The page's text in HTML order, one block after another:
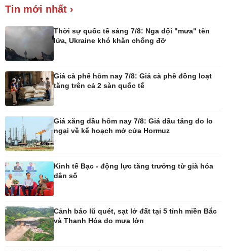
Hồ sơ
Kinh tế
Bất động sản
Khởi nghiệp
Thị trường
Giá vàng
Chứng khoán
Giá cà phê
Pháp luật
Vụ án
Tin nóng
Tư vấn luật
Bóng đá quốc tế
Bóng đá Việt Nam
Tin mới nhất ›
Thời sự quốc tế sáng 7/8: Nga dội "mưa" tên
lửa, Ukraine khó khăn chống đỡ
Giá cà phê hôm nay 7/8: Giá cà phê đồng loạt
tăng trên cả 2 sàn quốc tế
Giá xăng dầu hôm nay 7/8: Giá dầu tăng do lo
ngại về kế hoạch mở cửa Hormuz
Kinh tế Bạc - động lực tăng trưởng từ già hóa
dân số
Cảnh báo lũ quét, sạt lở đất tại 5 tỉnh miền Bắc
và Thanh Hóa do mưa lớn